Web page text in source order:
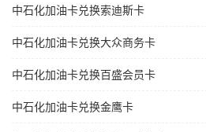
中石化加油卡兑换索迪斯卡
中石化加油卡兑换大众商务卡
中石化加油卡兑换百盛会员卡
中石化加油卡兑换金鹰卡